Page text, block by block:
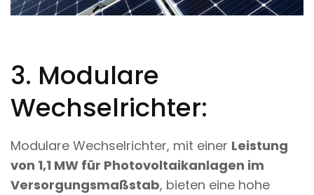
3. Modulare
Wechselrichter:
Modulare Wechselrichter, mit einer Leistung
von 1,1 MW für Photovoltaikanlagen im
Versorgungsmaßstab, bieten eine hohe